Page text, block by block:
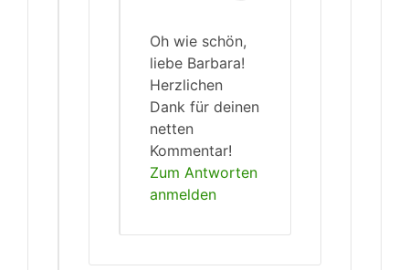
Oh wie schön,
liebe Barbara!
Herzlichen
Dank für deinen
netten
Kommentar!
Zum Antworten
anmelden